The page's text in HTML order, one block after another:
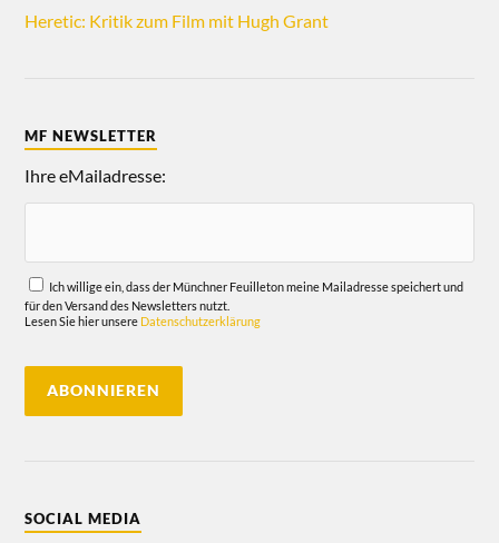
Heretic: Kritik zum Film mit Hugh Grant
MF NEWSLETTER
Ihre eMailadresse:
Ich willige ein, dass der Münchner Feuilleton meine Mailadresse speichert und
für den Versand des Newsletters nutzt.
Lesen Sie hier unsere Datenschutzerklärung
SOCIAL MEDIA